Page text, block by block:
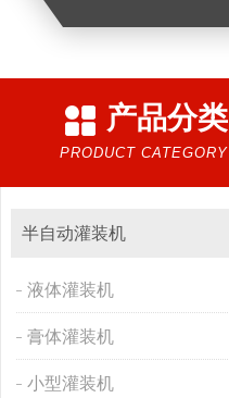
产品分类
PRODUCT CATEGORY
半自动灌装机
液体灌装机
膏体灌装机
小型灌装机